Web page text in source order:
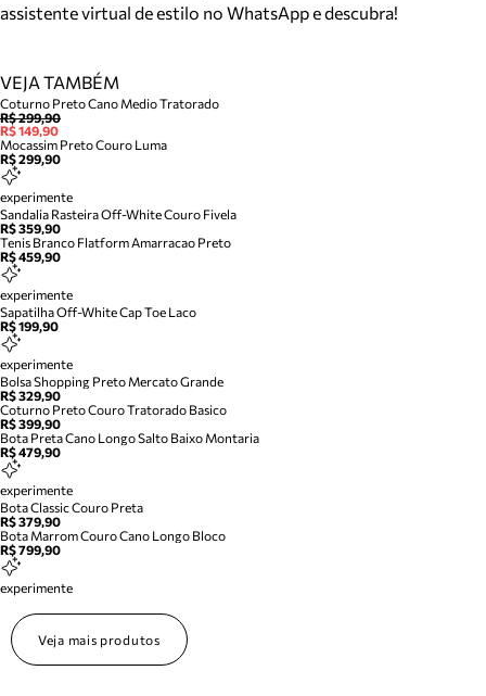
assistente virtual de estilo no WhatsApp e descubra!
VEJA TAMBÉM
Coturno Preto Cano Medio Tratorado
R$ 299,90
R$ 149,90
Mocassim Preto Couro Luma
R$ 299,90
experimente
Sandalia Rasteira Off-White Couro Fivela
R$ 359,90
Tenis Branco Flatform Amarracao Preto
R$ 459,90
experimente
Sapatilha Off-White Cap Toe Laco
R$ 199,90
experimente
Bolsa Shopping Preto Mercato Grande
R$ 329,90
Coturno Preto Couro Tratorado Basico
R$ 399,90
Bota Preta Cano Longo Salto Baixo Montaria
R$ 479,90
experimente
Bota Classic Couro Preta
R$ 379,90
Bota Marrom Couro Cano Longo Bloco
R$ 799,90
experimente
Veja mais produtos